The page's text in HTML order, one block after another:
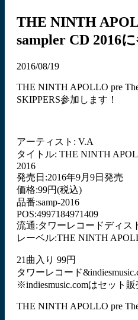
THE NINTH
sampler CD 2016
2016/08/19
THE NINTH APOLLO pre
SKIPPERS参加します！
アーティスト: V.A
タイトル: THE NINTH
2016
発売日:2016年9月9日発売
価格:99円(税込)
品番:samp-2016
POS:4997184971409
流通:タワーレコードディス
レーベル:THE NINTH
21曲入り 99円
タワーレコード
※indiesmusic.comはセット
THE NINTH APOLLO pre